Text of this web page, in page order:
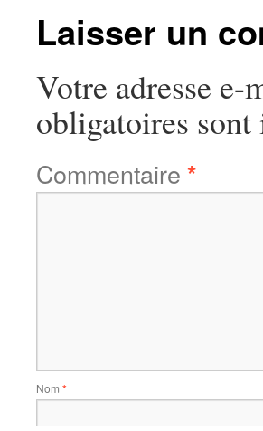
Laisser un
Votre adresse e-
obligatoires
Commentaire *
Nom *